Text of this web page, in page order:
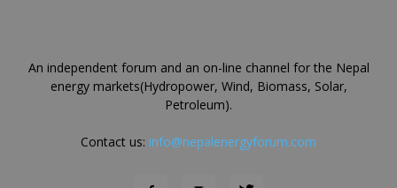
An independent forum and an on-line channel for the Nepal
energy markets(Hydropower, Wind, Biomass, Solar,
Petroleum).
Contact us: info@nepalenergyforum.com